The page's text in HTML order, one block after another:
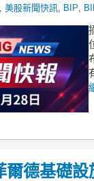
美股新聞快訊 BIP
爾德基礎